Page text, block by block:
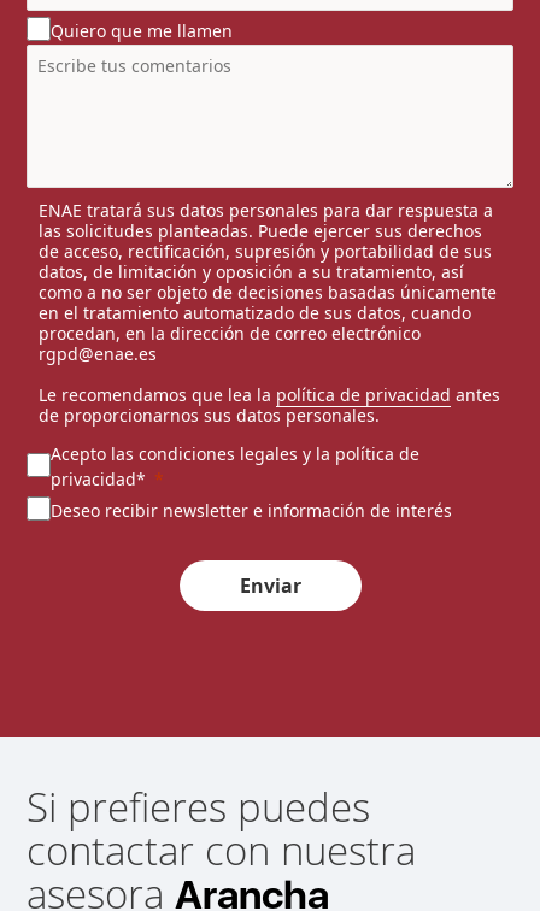
Quiero que me llamen
ENAE tratará sus datos personales para dar respuesta a
las solicitudes planteadas. Puede ejercer sus derechos
de acceso, rectificación, supresión y portabilidad de sus
datos, de limitación y oposición a su tratamiento, así
como a no ser objeto de decisiones basadas únicamente
en el tratamiento automatizado de sus datos, cuando
procedan, en la dirección de correo electrónico
rgpd@enae.es
Le recomendamos que lea la política de privacidad antes
de proporcionarnos sus datos personales.
Acepto las condiciones legales y la política de
privacidad*
Deseo recibir newsletter e información de interés
Enviar
Si prefieres puedes
contactar con nuestra
asesoraArancha